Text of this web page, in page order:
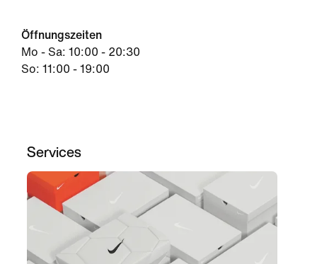
Öffnungszeiten
Mo - Sa: 10:00 - 20:30
So: 11:00 - 19:00
Services